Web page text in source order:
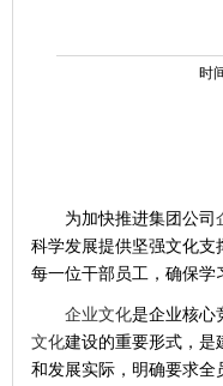
时
为加快推进集团公司
科学发展提供坚强文化支
每一位干部员工，确保学
企业文化是企业核心
文化建设的重要形式，是
和发展实际，明确要求全